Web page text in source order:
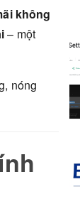
không
– một
nóng